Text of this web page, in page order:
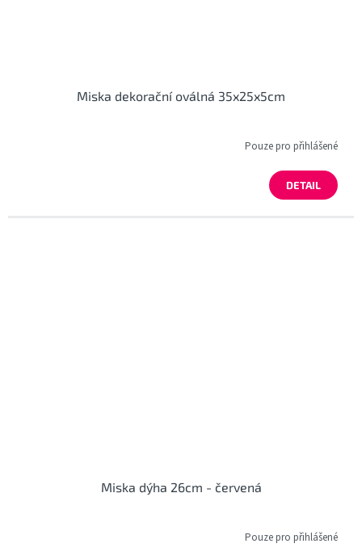
Miska dekorační oválná 35x25x5cm
Pouze pro přihlášené
DETAIL
Miska dýha 26cm - červená
Pouze pro přihlášené